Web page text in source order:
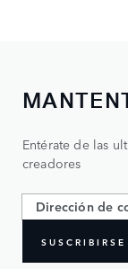
Entérate de las
creadores
SUSCRIBIRSE